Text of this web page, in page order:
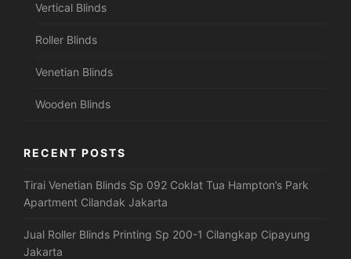
Vertical Blinds
Roller Blinds
Venetian Blinds
Wooden Blinds
RECENT POSTS
Tirai Venetian Blinds Sp 092 Coklat Tua Hampton’s Park
Apartment Cilandak Jakarta
Jual Roller Blinds Printing Sp 200-1 Cilangkap Cipayung
Jakarta